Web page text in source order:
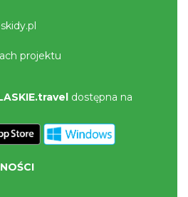
projektu
dostępna na